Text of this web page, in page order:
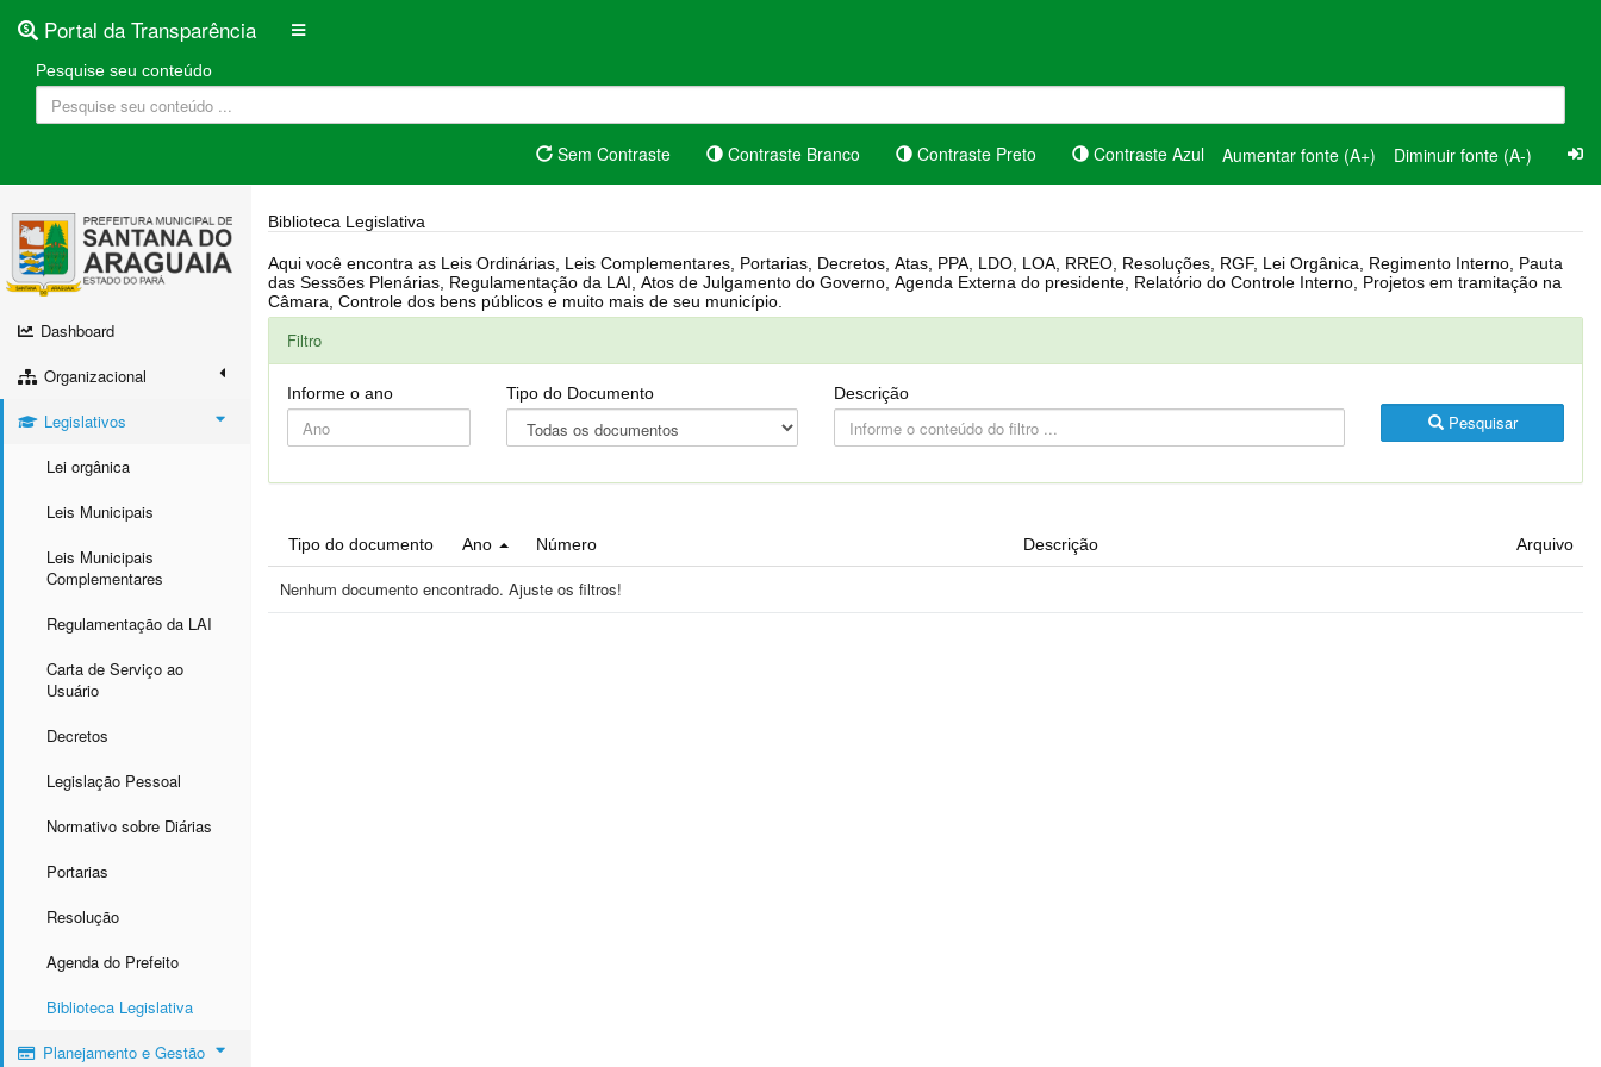
Portal da Transparência
Pesquise seu conteúdo
Sem Contraste Contraste Branco Contraste Preto Contraste Azul Aumentar fonte (A+) Diminuir fonte (A-)
Dashboard
Organizacional
Legislativos
Lei orgânica
Leis Municipais
Leis Municipais
Complementares
Regulamentação da LAI
Carta de Serviço ao
Usuário
Decretos
Legislação Pessoal
Normativo sobre Diárias
Portarias
Resolução
Agenda do Prefeito
Biblioteca Legislativa
Planejamento e Gestão
Biblioteca Legislativa
Aqui você encontra as Leis Ordinárias, Leis Complementares, Portarias, Decretos, Atas, PPA, LDO, LOA, RREO, Resoluções, RGF, Lei Orgânica, Regimento Interno, Pauta
das Sessões Plenárias, Regulamentação da LAI, Atos de Julgamento do Governo, Agenda Externa do presidente, Relatório do Controle Interno, Projetos em tramitação na
Câmara, Controle dos bens públicos e muito mais de seu município.
Filtro
Informe o ano Tipo do Documento Descrição
Pesquisar
Tipo do documento Ano Número Descrição Arquivo
Nenhum documento encontrado. Ajuste os filtros!